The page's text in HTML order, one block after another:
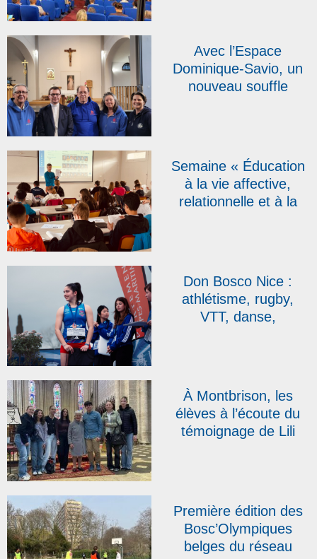
quatrièmes assises
Avec l’Espace
Dominique-Savio, un
nouveau souffle
Semaine « Éducation
à la vie affective,
relationnelle et à la
Sacré-Cœur Don
Bosco de Sainte-
Sigolène
Don Bosco Nice :
athlétisme, rugby,
VTT, danse,
À Montbrison, les
élèves à l’écoute du
témoignage de Lili
Bergen-Belsen
Première édition des
Bosc’Olympiques
belges du réseau